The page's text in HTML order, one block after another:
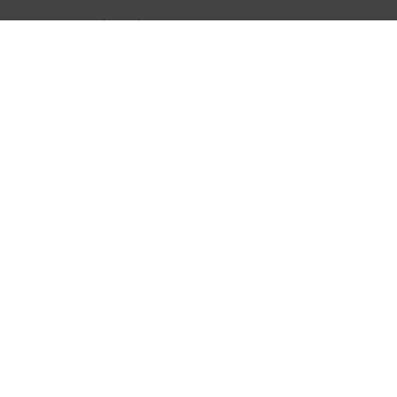
συγγραφέα(2003) Μαρία Πανουργιά